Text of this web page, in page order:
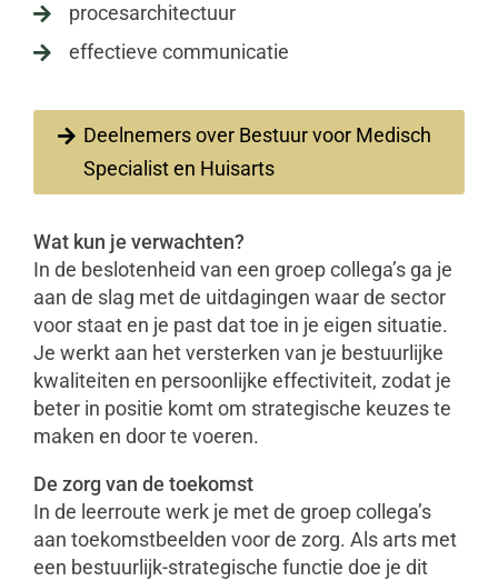
 procesarchitectuur
 effectieve communicatie
Deelnemers over Bestuur voor Medisch
Specialist en Huisarts
Wat kun je verwachten?
In de beslotenheid van een groep collega’s ga je
aan de slag met de uitdagingen waar de sector
voor staat en je past dat toe in je eigen situatie.
Je werkt aan het versterken van je bestuurlijke
kwaliteiten en persoonlijke effectiviteit, zodat je
beter in positie komt om strategische keuzes te
maken en door te voeren.
De zorg van de toekomst
In de leerroute werk je met de groep collega’s
aan toekomstbeelden voor de zorg. Als arts met
een bestuurlijk-strategische functie doe je dit